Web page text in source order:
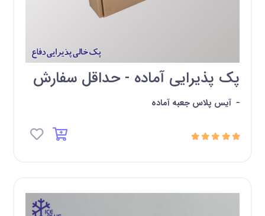
پک پذیرایی آماده - حداقل سفارش
- آیس پلاس جعبه آماده